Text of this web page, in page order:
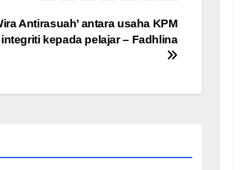
Antirasuah’ antara usaha KPM
kepada pelajar – Fadhlina